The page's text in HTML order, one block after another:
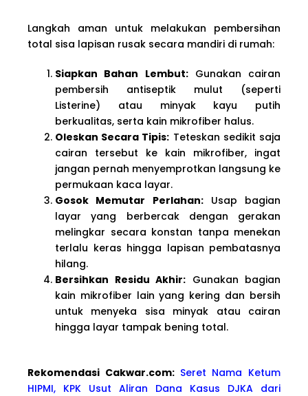
Langkah aman untuk melakukan pembersihan
total sisa lapisan rusak secara mandiri di rumah:
Siapkan Bahan Lembut:Gunakan cairan
pembersih antiseptik mulut (seperti
Listerine) atau minyak kayu putih
berkualitas, serta kain mikrofiber halus.
Oleskan Secara Tipis: Teteskan sedikit saja
cairan tersebut ke kain mikrofiber, ingat
jangan pernah menyemprotkan langsung ke
permukaan kaca layar.
Gosok Memutar Perlahan:Usap bagian
layar yang berbercak dengan gerakan
melingkar secara konstan tanpa menekan
terlalu keras hingga lapisan pembatasnya
hilang.
Bersihkan Residu Akhir: Gunakan bagian
kain mikrofiber lain yang kering dan bersih
untuk menyeka sisa minyak atau cairan
hingga layar tampak bening total.
Rekomendasi Cakwar.com: Seret Nama Ketum
HIPMI, KPK Usut Aliran Dana Kasus DJKA dari